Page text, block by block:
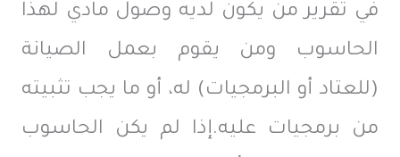
في تقرير من يكون لديه وصول مادي لهذا
الحاسوب ومن يقوم بعمل الصيانة
(للعتاد أو البرمجيات) له، أو ما يجب تثبيته
من برمجيات عليه.إذا لم يكن الحاسوب